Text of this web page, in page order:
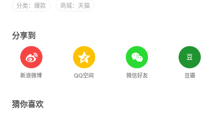
分类：爆款 商城：天猫
分享到
新浪微博 QQ空间 微信好友 豆瓣
猜你喜欢